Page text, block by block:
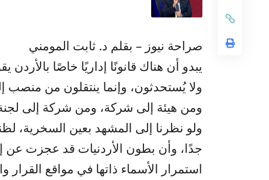
صراحة نيوز – بقلم د. ثابت المومني
يبدو أن هناك قانونًا إداريًا خاصًا
ولا يُستحدثون، وإنما ينتقلون من
ومن هيئة إلى شركة، ومن شركة إلى
ولو نظرنا إلى المشهد بعين السخرية،
جدًا، وأن بطون الأردنيات قد عجزت عن
استمرار الأسماء ذاتها في مواقع القرار